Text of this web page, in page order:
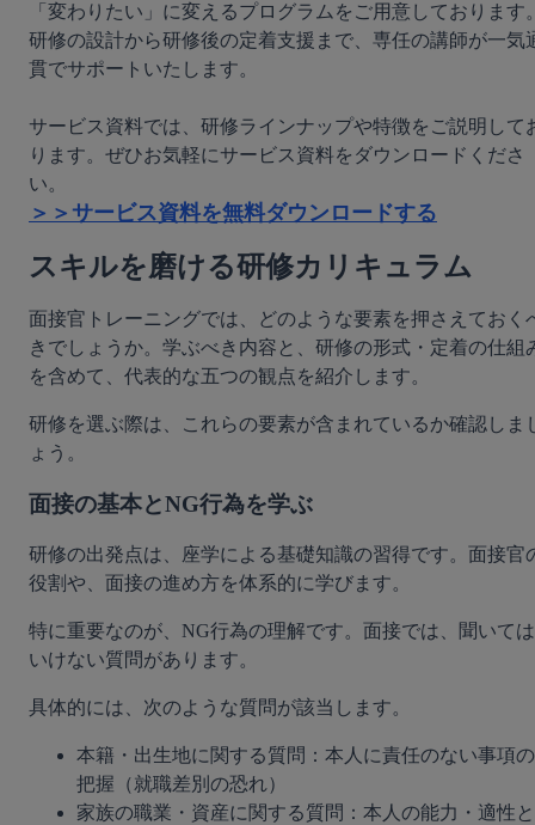
「変わりたい」に変えるプログラムをご用意しております
研修の設計から研修後の定着支援まで、専任の講師が一気
貫でサポートいたします。
サービス資料では、研修ラインナップや特徴をご説明して
ります。ぜひお気軽にサービス資料をダウンロードくださ
＞＞サービス資料を無料ダウンロードする
スキルを磨ける研修カリキュラム
面接官トレーニングでは、どのような要素を押さえておく
きでしょうか。学ぶべき内容と、研修の形式・定着の仕組
を含めて、代表的な五つの観点を紹介します。
研修を選ぶ際は、これらの要素が含まれているか確認しま
ょう。
面接の基本とNG行為を学ぶ
研修の出発点は、座学による基礎知識の習得です。面接官
役割や、面接の進め方を体系的に学びます。
特に重要なのが、NG行為の理解です。面接では、聞いては
いけない質問があります。
具体的には、次のような質問が該当します。
本籍・出生地に関する質問：本人に責任のない事項の
把握（就職差別の恐れ）
家族の職業・資産に関する質問：本人の能力・適性と